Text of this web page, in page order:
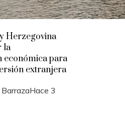
Herzegovina
la
económica para
extranjera
Hace 3